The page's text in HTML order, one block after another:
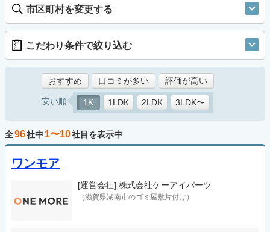
市区町村を変更する
こだわり条件で絞り込む
おすすめ 口コミが多い 評価が高い
安い順 1K 1LDK 2LDK 3LDK〜
全96社中 1〜10社目を表示中
ワンモア
[運営会社] 株式会社ケーアイパーツ
（滋賀県湖南市のゴミ屋敷片付け）